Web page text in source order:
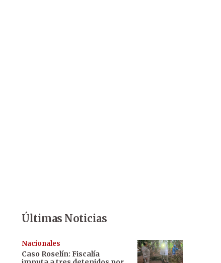
Últimas Noticias
Nacionales
Caso Roselín: Fiscalía